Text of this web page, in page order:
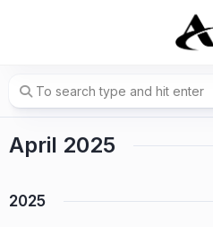
April 2025
2025